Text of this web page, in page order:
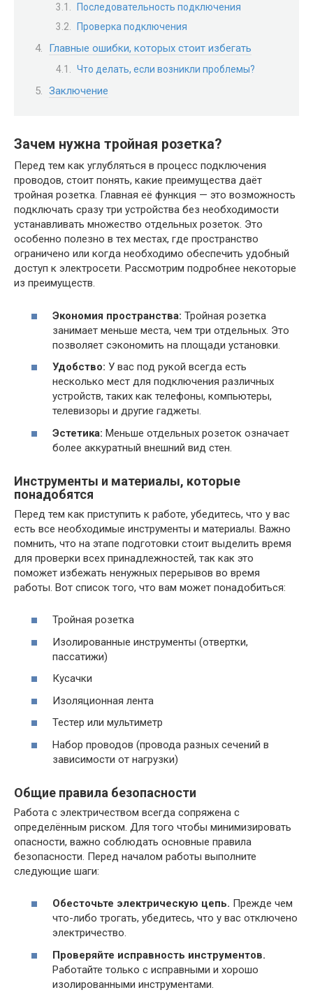
Последовательность подключения
Проверка подключения
Главные ошибки, которых стоит избегать
Что делать, если возникли проблемы?
Заключение
Зачем нужна тройная розетка?
Перед тем как углубляться в процесс подключения
проводов, стоит понять, какие преимущества даёт
тройная розетка. Главная её функция — это возможность
подключать сразу три устройства без необходимости
устанавливать множество отдельных розеток. Это
особенно полезно в тех местах, где пространство
ограничено или когда необходимо обеспечить удобный
доступ к электросети. Рассмотрим подробнее некоторые
из преимуществ.
Экономия пространства: Тройная розетка
занимает меньше места, чем три отдельных. Это
позволяет сэкономить на площади установки.
Удобство: У вас под рукой всегда есть
несколько мест для подключения различных
устройств, таких как телефоны, компьютеры,
телевизоры и другие гаджеты.
Эстетика: Меньше отдельных розеток означает
более аккуратный внешний вид стен.
Инструменты и материалы, которые
понадобятся
Перед тем как приступить к работе, убедитесь, что у вас
есть все необходимые инструменты и материалы. Важно
помнить, что на этапе подготовки стоит выделить время
для проверки всех принадлежностей, так как это
поможет избежать ненужных перерывов во время
работы. Вот список того, что вам может понадобиться:
Тройная розетка
Изолированные инструменты (отвертки,
пассатижи)
Кусачки
Изоляционная лента
Тестер или мультиметр
Набор проводов (провода разных сечений в
зависимости от нагрузки)
Общие правила безопасности
Работа с электричеством всегда сопряжена с
определённым риском. Для того чтобы минимизировать
опасности, важно соблюдать основные правила
безопасности. Перед началом работы выполните
следующие шаги:
Обесточьте электрическую цепь. Прежде чем
что-либо трогать, убедитесь, что у вас отключено
электричество.
Проверяйте исправность инструментов.
Работайте только с исправными и хорошо
изолированными инструментами.